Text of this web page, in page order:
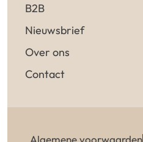
B2B
Nieuwsbrief
Over ons
Contact
Algemene voorwaarden